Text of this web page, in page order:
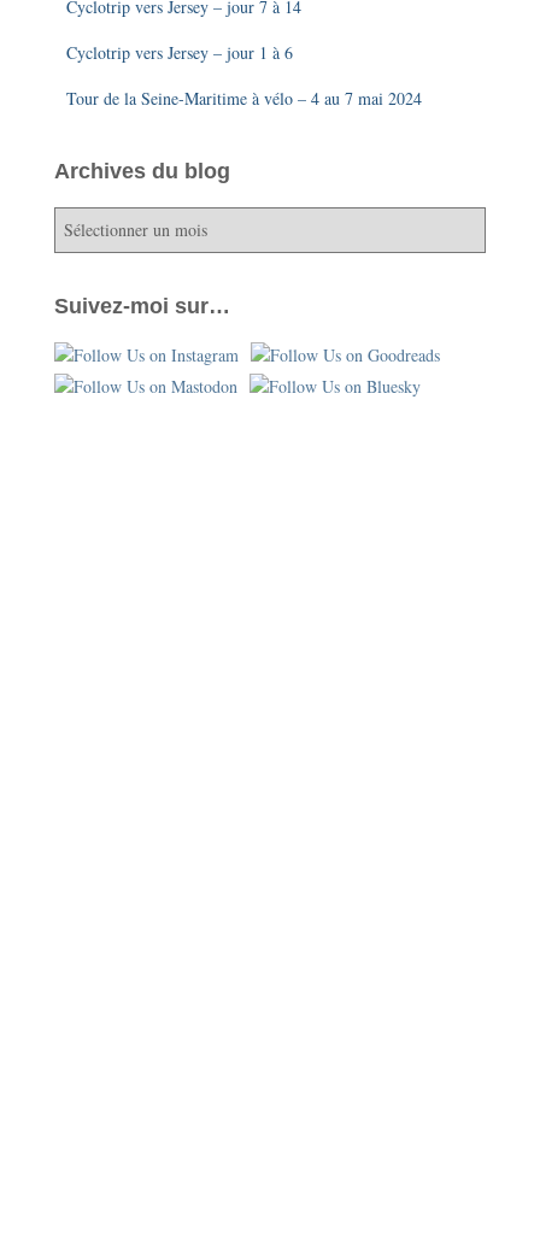
Cyclotrip vers Jersey – jour 7 à 14
Cyclotrip vers Jersey – jour 1 à 6
Tour de la Seine-Maritime à vélo – 4 au 7 mai 2024
Archives du blog
h
v
e
Suivez-moi sur…